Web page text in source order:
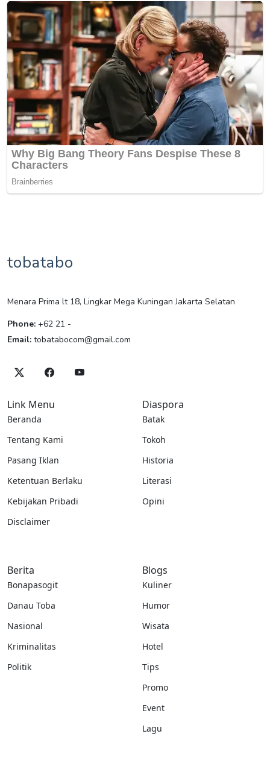
tobatabo
Menara Prima lt 18, Lingkar Mega Kuningan Jakarta Selatan
Phone: +62 21 -
Email: tobatabocom@gmail.com
Link Menu
Beranda
Tentang Kami
Pasang Iklan
Ketentuan Berlaku
Kebijakan Pribadi
Disclaimer
Diaspora
Batak
Tokoh
Historia
Literasi
Opini
Berita
Bonapasogit
Danau Toba
Nasional
Kriminalitas
Politik
Blogs
Kuliner
Humor
Wisata
Hotel
Tips
Promo
Event
Lagu